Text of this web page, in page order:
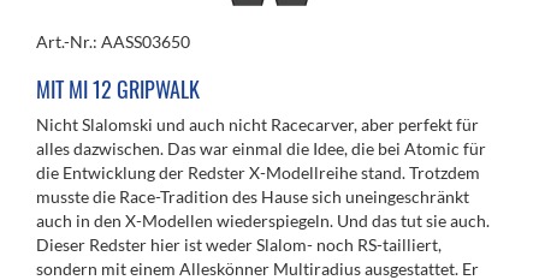
Art.-Nr.: AASS03650
MIT MI 12 GRIPWALK
Nicht Slalomski und auch nicht Race­carver, aber perfekt für
alles dazwischen. Das war einmal die Idee, die bei Atomic für
die Entwicklung der Redster X-Modellreihe stand. Trotzdem
musste die Race-Tradition des Hause sich unein­ge­schränkt
auch in den X-Modellen wiederspiegeln. Und das tut sie auch.
Dieser Redster hier ist weder Slalom- noch RS-tailliert,
sondern mit einem Alleskönner Multiradius ausge­stattet. Er